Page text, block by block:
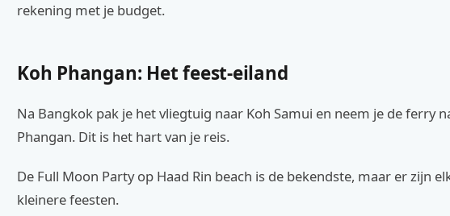
rekening met je budget.
Koh Phangan: Het feest-eiland
Na Bangkok pak je het vliegtuig naar Koh Samui en neem je de ferry
Phangan. Dit is het hart van je reis.
De Full Moon Party op Haad Rin beach is de bekendste, maar er zijn
kleinere feesten.